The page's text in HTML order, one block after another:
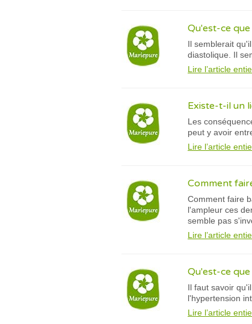
Qu'est-ce
Il semblerait
diastolique. Il
Lire l’article
Existe-t-il un
Les
peut y avoir
Lire l’article
Comment
Comment faire
l'ampleur ces
semble pas
Lire l’article
Qu'est-ce
Il faut savoir
l'hypertension
Lire l’article